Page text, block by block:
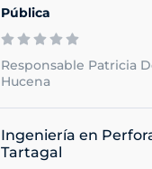
Pública
Responsable Patricia
Hucena
Ingeniería en
Tartagal